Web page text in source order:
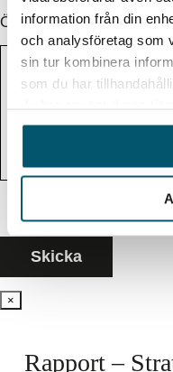
information från din
och analysföretag som
sin tur kombinera
som du har
Övrig information (valfritt)
×
Rapport –